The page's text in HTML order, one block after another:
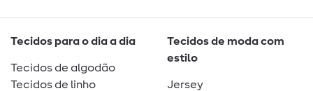
Tecidos para o dia a dia
Tecidos de algodão
Tecidos de linho
Tecidos de moda com
estilo
Jersey